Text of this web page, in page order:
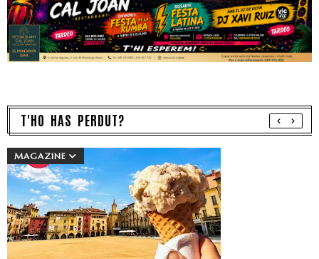
T'HO HAS PERDUT?
MAGAZINE